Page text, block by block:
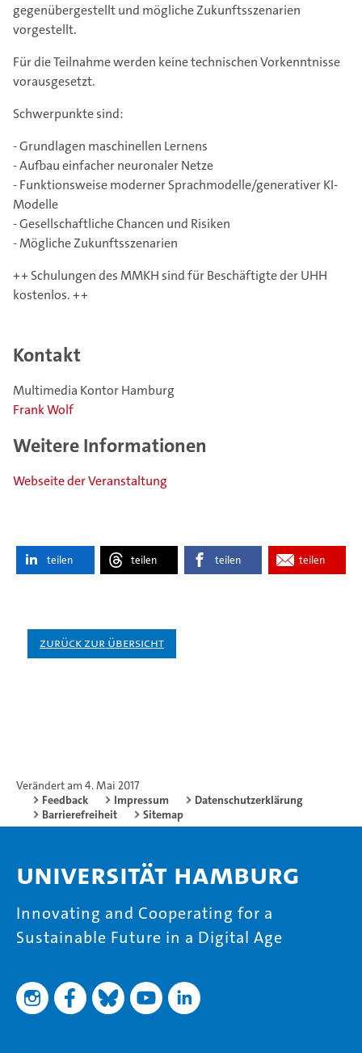
gegenübergestellt und mögliche Zukunftsszenarien
vorgestellt.
Für die Teilnahme werden keine technischen Vorkenntnisse
vorausgesetzt.
Schwerpunkte sind:
- Grundlagen maschinellen Lernens
- Aufbau einfacher neuronaler Netze
- Funktionsweise moderner Sprachmodelle/generativer KI-
Modelle
- Gesellschaftliche Chancen und Risiken
- Mögliche Zukunftsszenarien
++ Schulungen des MMKH sind für Beschäftigte der UHH
kostenlos. ++
Kontakt
Multimedia Kontor Hamburg
Frank Wolf
Weitere Informationen
Webseite der Veranstaltung
teilen teilen teilen teilen
Zurück zur Übersicht
Verändert am 4. Mai 2017
Feedback
Impressum
Datenschutzerklärung
Barrierefreiheit
Sitemap
Universität Hamburg
Innovating and Cooperating for a
Sustainable Future in a Digital Age